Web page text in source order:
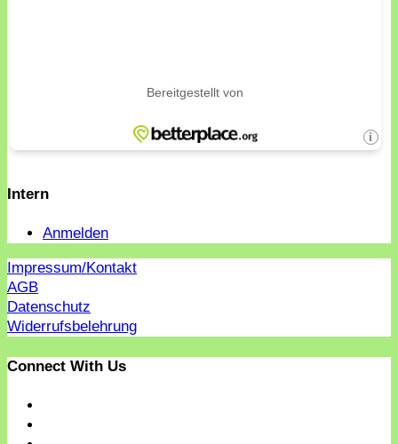
Intern
Anmelden
Impressum/Kontakt
AGB
Datenschutz
Widerrufsbelehrung
Connect With Us